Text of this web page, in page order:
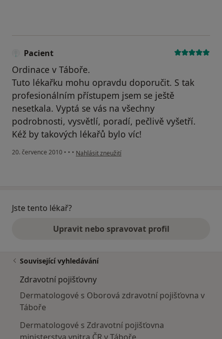
Pacient
Ordinace v Táboře.
Tuto lékařku mohu opravdu doporučit. S tak
profesionálním přístupem jsem se ještě
nesetkala. Vyptá se vás na všechny
podrobnosti, vysvětlí, poradí, pečlivě vyšetří.
Kéž by takových lékařů bylo víc!
20. července 2010 • • • podle názoru uživatele Pacient
Nahlásit zneužití
Jste tento lékař?
Upravit nebo spravovat profil
Související vyhledávání
Zdravotní pojišťovny
Dermatologové s Oborová zdravotní pojišťovna v
Táboře
Dermatologové s Zdravotní pojišťovna